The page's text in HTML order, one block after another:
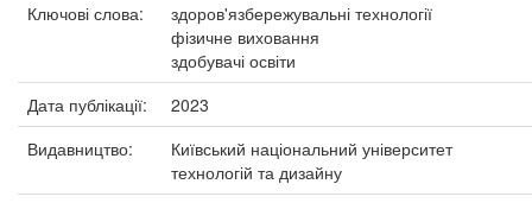
Ключові слова:
здоров'язбережувальні технології
фізичне виховання
здобувачі освіти
Дата публікації:
2023
Видавництво:
Київський національний університет
технологій та дизайну